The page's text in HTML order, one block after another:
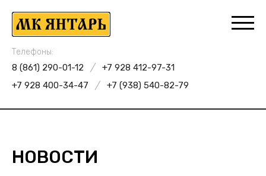
Телефоны:
8 (861) 290-01-12
+7 928 412-97-31
+7 928 400-34-47
+7 (938) 540-82-79
НОВОСТИ